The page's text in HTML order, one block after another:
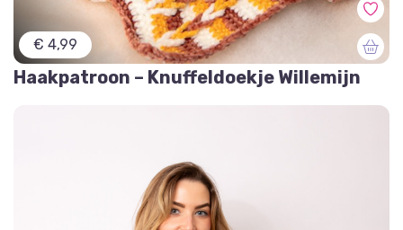
€ 4,99
Haakpatroon – Knuffeldoekje Willemijn